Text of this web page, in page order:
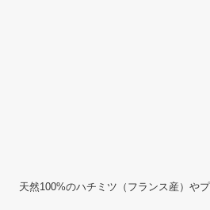
天然100%のハチミツ（フランス産）や